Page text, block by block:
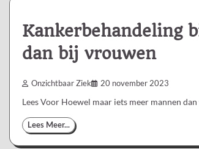
Kankerbehandeling
dan bij vrouwen
Onzichtbaar Ziek 20 november 2023
Lees Voor Hoewel maar iets meer mannen
Lees Meer...